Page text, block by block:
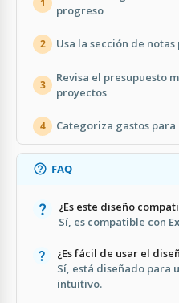
progreso
2 Usa la sección de
3
Revisa el presupuesto
proyectos
4 Categoriza gastos
FAQ
¿Es este diseño
Sí, es compatible con
¿Es fácil de usar el
Sí, está diseñado para
intuitivo.